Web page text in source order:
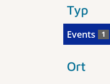
Typ
Events 1
Ort